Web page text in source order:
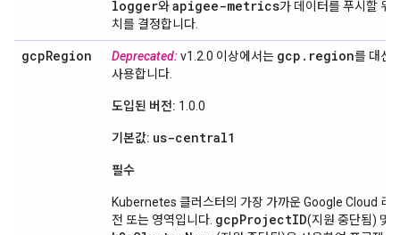
logger와apigee-metrics가 데이터를 푸시할 위
치를 결정합니다.
gcpRegion Deprecated: v1.2.0 이상에서는 gcp . region를 대신
사용합니다.
도입된 버전: 1.0.0
기본값: us-central1
필수
Kubernetes 클러스터의 가장 가까운 Google Cloud 리
전 또는 영역입니다. gcpProjectID(지원 중단됨) 및